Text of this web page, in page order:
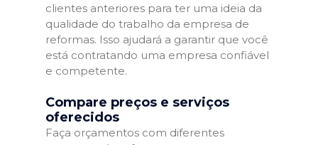
clientes anteriores para ter uma ideia da
qualidade do trabalho da empresa de
reformas. Isso ajudará a garantir que você
está contratando uma empresa confiável
e competente.
Compare preços e serviços
oferecidos
Faça orçamentos com diferentes